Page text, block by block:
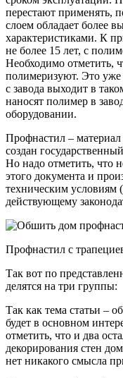
перестают применять,
слоем обладает более
характеристиками. К
не более 15 лет, с
Необходимо отметить,
полимеризуют. Это уже
с завода выходит в
наносят полимер в
оборудовании.
Профнастил –
создан
Но надо отметить, что
этого документа и
техническим условиям
действующему
Профнастил с
Так вот по
делятся на три группы:
Так как тема статьи –
будет в основном
отметить, что и два
декорирования стен
нет никакого смысла